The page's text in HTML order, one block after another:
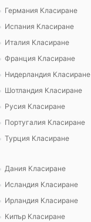
Германия Класиране
Испания Класиране
Италия Класиране
Франция Класиране
Нидерландия Класиране
Шотландия Класиране
Русия Класиране
Португалия Класиране
Турция Класиране
Дания Класиране
Исландия Класиране
Ирландия Класиране
Кипър Класиране